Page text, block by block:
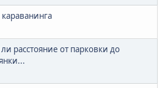
расстояние от парковки до